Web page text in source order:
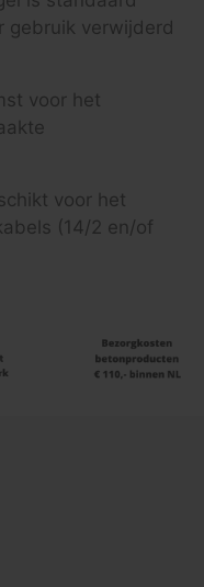
gebruik verwijderd
voor het
voor het
(14/2 en/of